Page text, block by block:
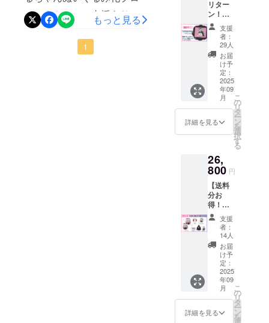
クラファン期間は6月1日(日)
までです！！引き続き応援
よろしくお願いします♪
ジェクトへのご支援ありが
とうございます！皆様のた
くさんのご支援を記念しま
もっと見る
1
営業時間：
平日 10:00〜
18:00 (土日
祝、年末年
※お問い合わ
せから3営業
日以内にご
返信させて
いただきま
※ ご質問に
よってはお
応えできか
ねる場合も
ございま
す。
◾️ プライバ
シー
お問い合わ
しては、プ
リター
ン！マ
ウス
パッド
プラ
ン】 ・
マウス
パッド
画像は
イメー
ジで
す。 金
額には
消費税
料990円
を含ん
でおり
ます。
支援
者：
29人
お届
け予
定：
2025
年09
月
詳細を見る
こ
の
リ
タ
ー
ン
を
選
択
す
る
26,
800 円
【送料
分お
得！】
りる
ちゃん
いっぱ
いプラ
ン 送料
分1,100
円が割
引に
なって
いるお
得なプ
ランで
支援
者：
14人
お届
け予
定：
2025
年09
月
詳細を見る
こ
の
リ
タ
ー
ン
を